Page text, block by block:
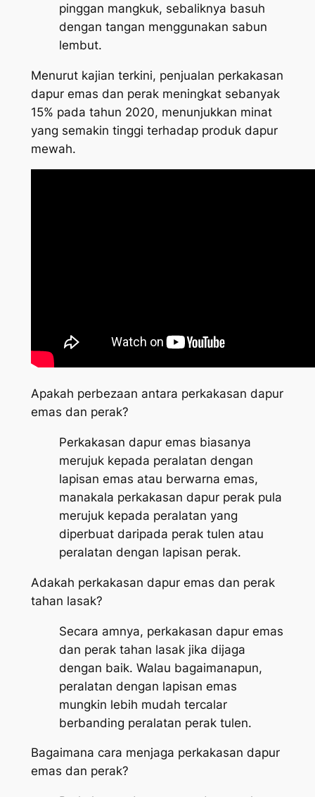
pinggan mangkuk, sebaliknya basuh
dengan tangan menggunakan sabun
lembut.
Menurut kajian terkini, penjualan perkakasan
dapur emas dan perak meningkat sebanyak
15% pada tahun 2020, menunjukkan minat
yang semakin tinggi terhadap produk dapur
mewah.
Apakah perbezaan antara perkakasan dapur
emas dan perak?
Perkakasan dapur emas biasanya
merujuk kepada peralatan dengan
lapisan emas atau berwarna emas,
manakala perkakasan dapur perak pula
merujuk kepada peralatan yang
diperbuat daripada perak tulen atau
peralatan dengan lapisan perak.
Adakah perkakasan dapur emas dan perak
tahan lasak?
Secara amnya, perkakasan dapur emas
dan perak tahan lasak jika dijaga
dengan baik. Walau bagaimanapun,
peralatan dengan lapisan emas
mungkin lebih mudah tercalar
berbanding peralatan perak tulen.
Bagaimana cara menjaga perkakasan dapur
emas dan perak?